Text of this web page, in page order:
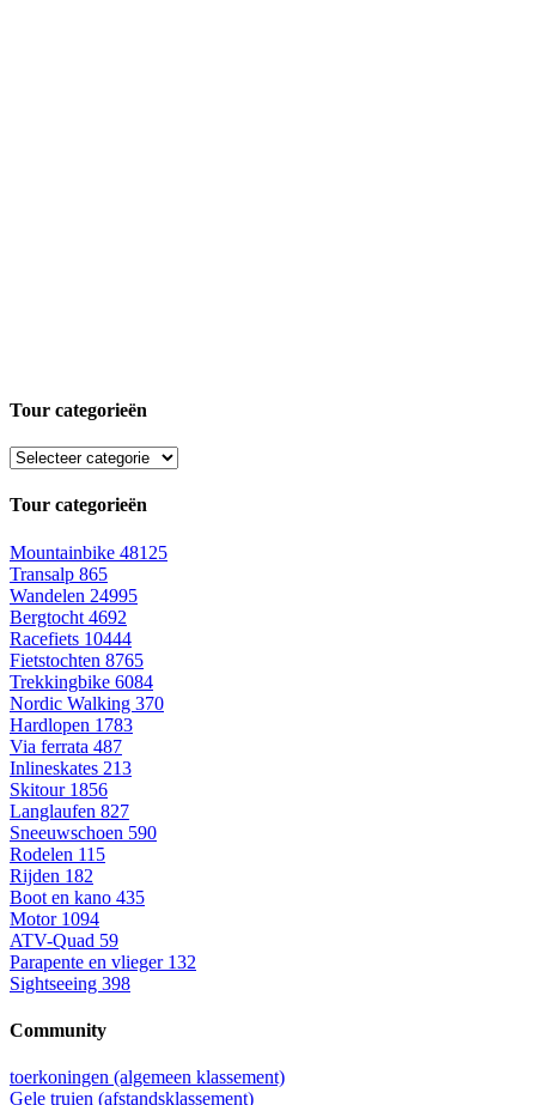
Tour categorieën
Tour categorieën
Mountainbike 48125
Transalp 865
Wandelen 24995
Bergtocht 4692
Racefiets 10444
Fietstochten 8765
Trekkingbike 6084
Nordic Walking 370
Hardlopen 1783
Via ferrata 487
Inlineskates 213
Skitour 1856
Langlaufen 827
Sneeuwschoen 590
Rodelen 115
Rijden 182
Boot en kano 435
Motor 1094
ATV-Quad 59
Parapente en vlieger 132
Sightseeing 398
Community
toerkoningen (algemeen klassement)
Gele truien (afstandsklassement)